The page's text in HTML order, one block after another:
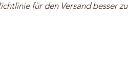
für den Versand besser zu